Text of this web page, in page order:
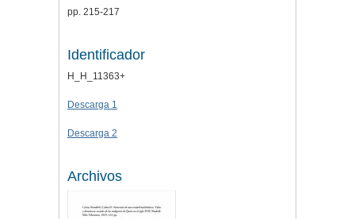
pp. 215-217
Identificador
H_H_11363+
Descarga 1
Descarga 2
Archivos